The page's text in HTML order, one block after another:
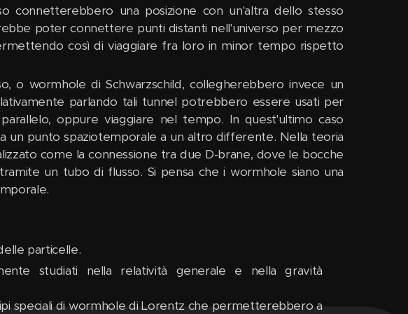
connetterebbero una posizione con un'altra dello stesso
poter connettere punti distanti nell'universo per mezzo
così di viaggiare fra loro in minor tempo rispetto
o wormhole di Schwarzschild, collegherebbero invece un
parlando tali tunnel potrebbero essere usati per
oppure viaggiare nel tempo. In quest'ultimo caso
un punto spaziotemporale a un altro differente. Nella teoria
come la connessione tra due D-brane, dove le bocche
un tubo di flusso. Si pensa che i wormhole siano una
particelle.
studiati nella relatività generale e nella gravità
speciali di wormhole di Lorentz che permetterebbero a